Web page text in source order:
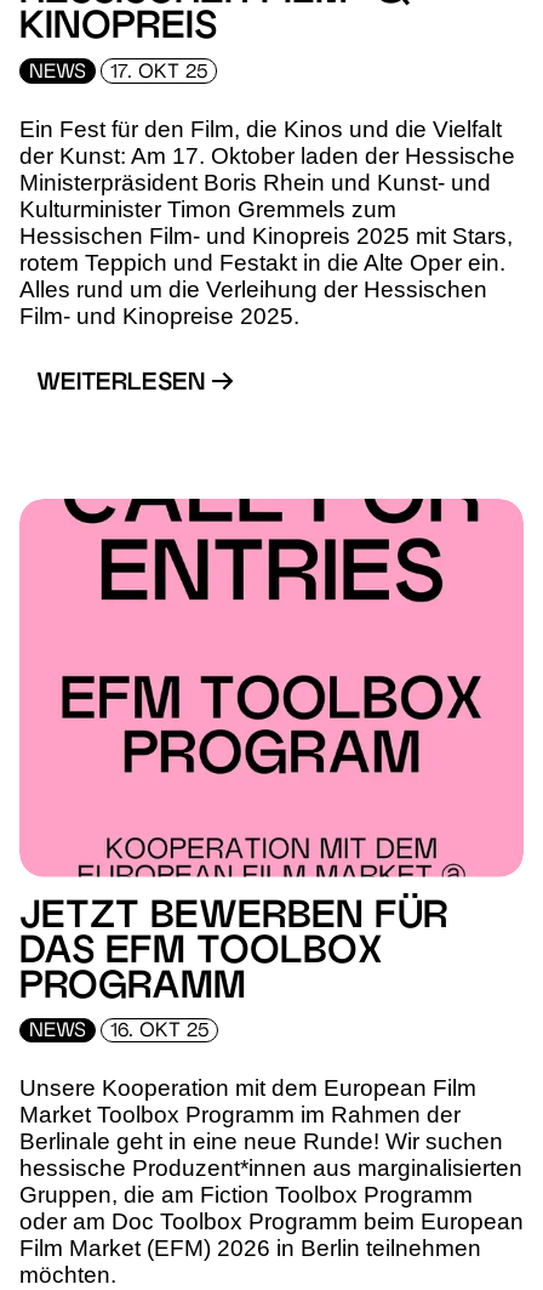
KINOPREIS
NEWS 17. OKT 25
Ein Fest für den Film, die Kinos und die Vielfalt
der Kunst: Am 17. Oktober laden der Hessische
Ministerpräsident Boris Rhein und Kunst- und
Kulturminister Timon Gremmels zum
Hessischen Film- und Kinopreis 2025 mit Stars,
rotem Teppich und Festakt in die Alte Oper ein.
Alles rund um die Verleihung der Hessischen
Film- und Kinopreise 2025.
WEITERLESEN
JETZT BEWERBEN FÜR
DAS EFM TOOLBOX
PROGRAMM
NEWS 16. OKT 25
Unsere Kooperation mit dem European Film
Market Toolbox Programm im Rahmen der
Berlinale geht in eine neue Runde! Wir suchen
hessische Produzent*innen aus marginalisierten
Gruppen, die am Fiction Toolbox Programm
oder am Doc Toolbox Programm beim European
Film Market (EFM) 2026 in Berlin teilnehmen
möchten.